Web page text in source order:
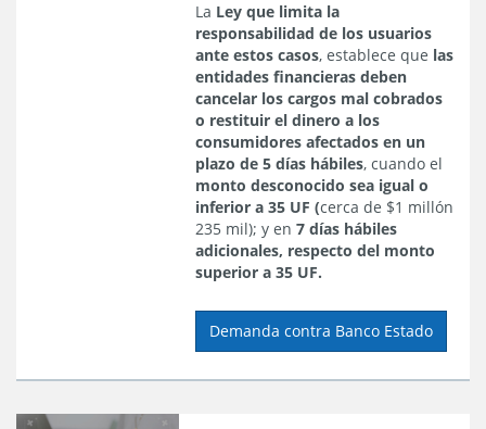
La Ley que limita la
responsabilidad de los usuarios
ante estos casos, establece que las
entidades financieras deben
cancelar los cargos mal cobrados
o restituir el dinero a los
consumidores afectados en un
plazo de 5 días hábiles, cuando el
monto desconocido sea igual o
inferior a 35 UF (cerca de $1 millón
235 mil); y en 7 días hábiles
adicionales, respecto del monto
superior a 35 UF.
Demanda contra Banco Estado